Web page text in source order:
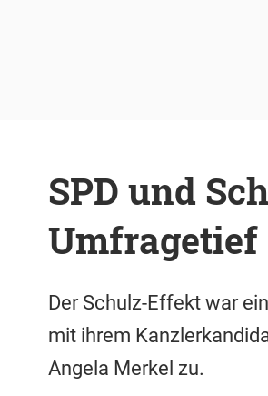
SPD und
Umfragetief
Der Schulz-Effekt war
mit ihrem
Angela Merkel zu.